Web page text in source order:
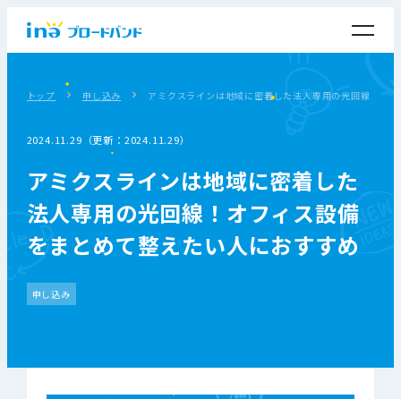
トップ 申し込み アミクスラインは地域に密着した法人専用の光回線！オ
2024.11.29（更新：2024.11.29）
アミクスラインは地域に密着した
法人専用の光回線！オフィス設備
をまとめて整えたい人におすすめ
申し込み